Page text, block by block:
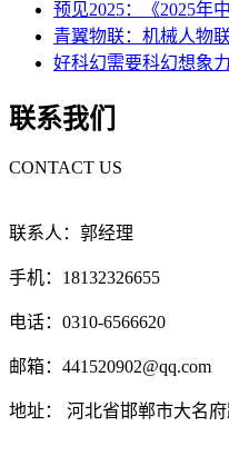
预见2025：《2025年
青翼物联：机械人物
好科幻需要科幻想象力
联系我们
CONTACT US
联系人：郭经理
手机：18132326655
电话：0310-6566620
邮箱：441520902@qq.com
地址： 河北省邯郸市大名